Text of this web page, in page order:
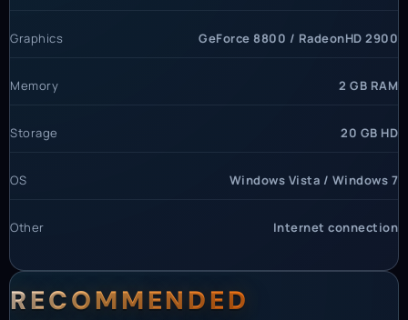
Graphics GeForce 8800 / RadeonHD 2900
Memory 2 GB RAM
Storage 20 GB HD
OS Windows Vista / Windows 7
Other Internet connection
RECOMMENDED